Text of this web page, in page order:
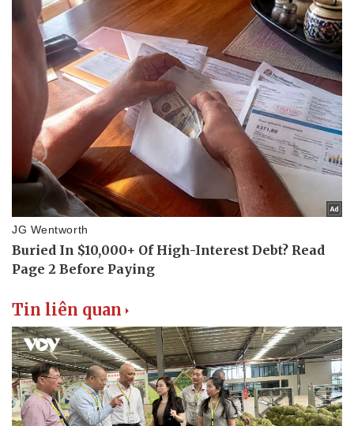
Sức khỏe
Dinh dưỡng - món ngon
Cây thuốc
Sản phụ khoa
Nhi khoa
Đời sống
Nhà đẹp
Blog
Tình yêu - Gia đình
Tin liên quan